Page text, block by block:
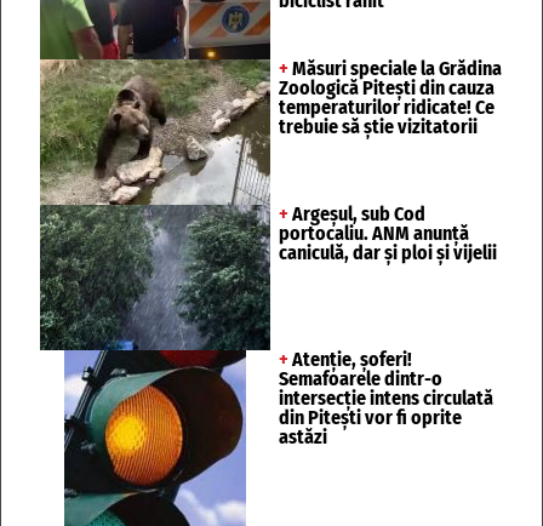
+ Măsuri speciale la Grădina
Zoologică Pitești din cauza
temperaturilor ridicate! Ce
trebuie să știe vizitatorii
+ Argeșul, sub Cod
portocaliu. ANM anunță
caniculă, dar și ploi și vijelii
+ Atenție, șoferi!
Semafoarele dintr-o
intersecție intens circulată
din Pitești vor fi oprite
astăzi